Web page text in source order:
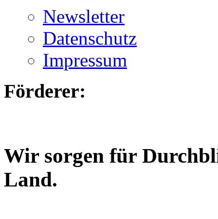
Newsletter
Datenschutz
Impressum
Förderer:
Wir sorgen für
Land.